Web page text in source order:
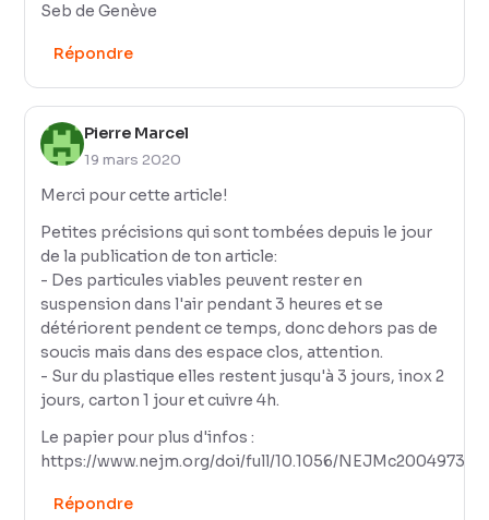
Seb de Genève
Répondre
Pierre Marcel
19 mars 2020
Merci pour cette article!
Petites précisions qui sont tombées depuis le jour
de la publication de ton article:
- Des particules viables peuvent rester en
suspension dans l'air pendant 3 heures et se
détériorent pendent ce temps, donc dehors pas de
soucis mais dans des espace clos, attention.
- Sur du plastique elles restent jusqu'à 3 jours, inox 2
jours, carton 1 jour et cuivre 4h.
Le papier pour plus d'infos :
https://www.nejm.org/doi/full/10.1056/NEJMc2004973
Répondre